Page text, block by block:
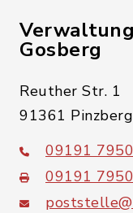
Gosberg
Reuther Str. 1
91361 Pinzberg
09191
09191